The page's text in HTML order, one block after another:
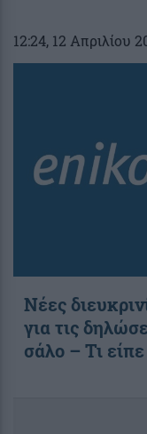
12:24, 12 Απριλίου
Νέες
για τις
σάλο – Τι